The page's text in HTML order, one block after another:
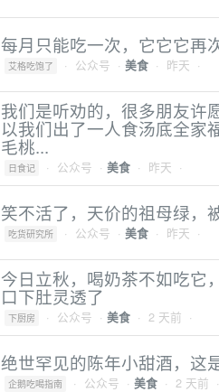
每月只能吃一次，它它它再
艾格吃饱了 · 公众号 · 美食 · 昨天 ·
我们是听劝的，很多朋友许
以我们出了一人食汤底全家
毛桃...
日食记 · 公众号 · 美食 · 昨天 ·
笑不活了，天价的祖母绿，
吃货研究所 · 公众号 · 美食 · 昨天 ·
今日立秋，喝奶茶不如吃它
口下肚灵透了
下厨房 · 公众号 · 美食 · 2 天前 ·
绝世罕见的陈年小甜酒，这
企鹅吃喝指南 · 公众号 · 美食 · 2 天前